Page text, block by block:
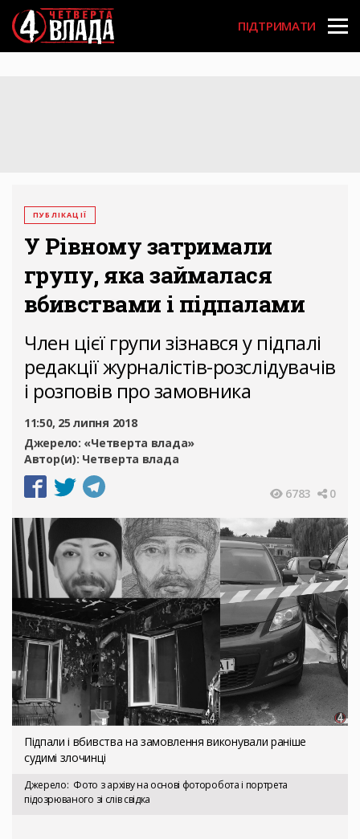
Перейти
до
основного
вмісту
User
account
ПІДТРИМАТИ
ПУБЛІКАЦІЇ
У Рівному затримали
групу, яка займалася
вбивствами і підпалами
Член цієї групи зізнався у підпалі
редакції журналістів-розслідувачів
і розповів про замовника
11:50, 25 липня 2018
Джерело: «Четверта влада»
Автор(и): Четверта влада
6783 0
Підпали і вбивства на замовлення виконували раніше
судимі злочинці
Джерело Фото з архіву на основі фоторобота і портрета
підозрюваного зі слів свідка